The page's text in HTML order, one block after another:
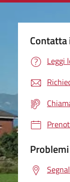
Leggi